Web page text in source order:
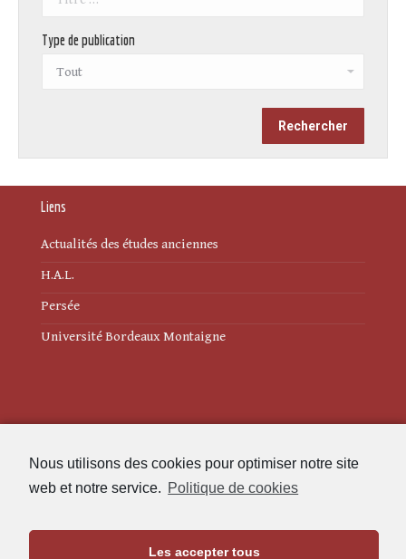
Nous utilisons des cookies pour optimiser notre site
web et notre service. Politique de cookies
Les accepter tous
Type de publication
Liens
Actualités des études anciennes
H.A.L.
Persée
Université Bordeaux Montaigne
Politique de cookies (UE)